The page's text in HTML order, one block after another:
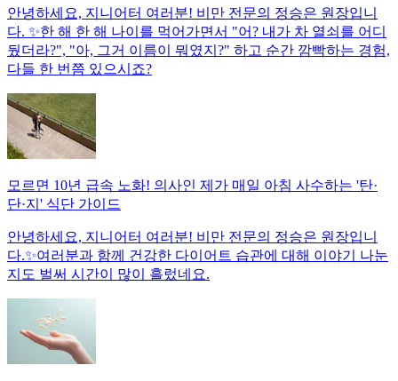
안녕하세요, 지니어터 여러분! 비만 전문의 정승은 원장입니
다. ✨한 해 한 해 나이를 먹어가면서 "어? 내가 차 열쇠를 어디
뒀더라?", "아, 그거 이름이 뭐였지?" 하고 순간 깜빡하는 경험,
다들 한 번쯤 있으시죠?
모르면 10년 급속 노화! 의사인 제가 매일 아침 사수하는 '탄·
단·지' 식단 가이드
안녕하세요, 지니어터 여러분! 비만 전문의 정승은 원장입니
다.✨여러분과 함께 건강한 다이어트 습관에 대해 이야기 나눈
지도 벌써 시간이 많이 흘렀네요.